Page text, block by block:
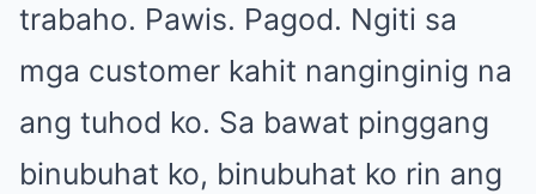
trabaho. Pawis. Pagod. Ngiti sa
mga customer kahit nanginginig na
ang tuhod ko. Sa bawat pinggang
binubuhat ko, binubuhat ko rin ang